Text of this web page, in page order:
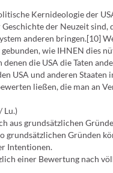
Kernideologie der
der Neuzeit sind,
anderen bringen.[10]
wie IHNEN dies
die USA die Taten
USA und anderen Staaten
ließen, die man an
Lu.)
aus grundsätzlichen
grundsätzlichen Gründen
Intentionen.
einer Bewertung nach